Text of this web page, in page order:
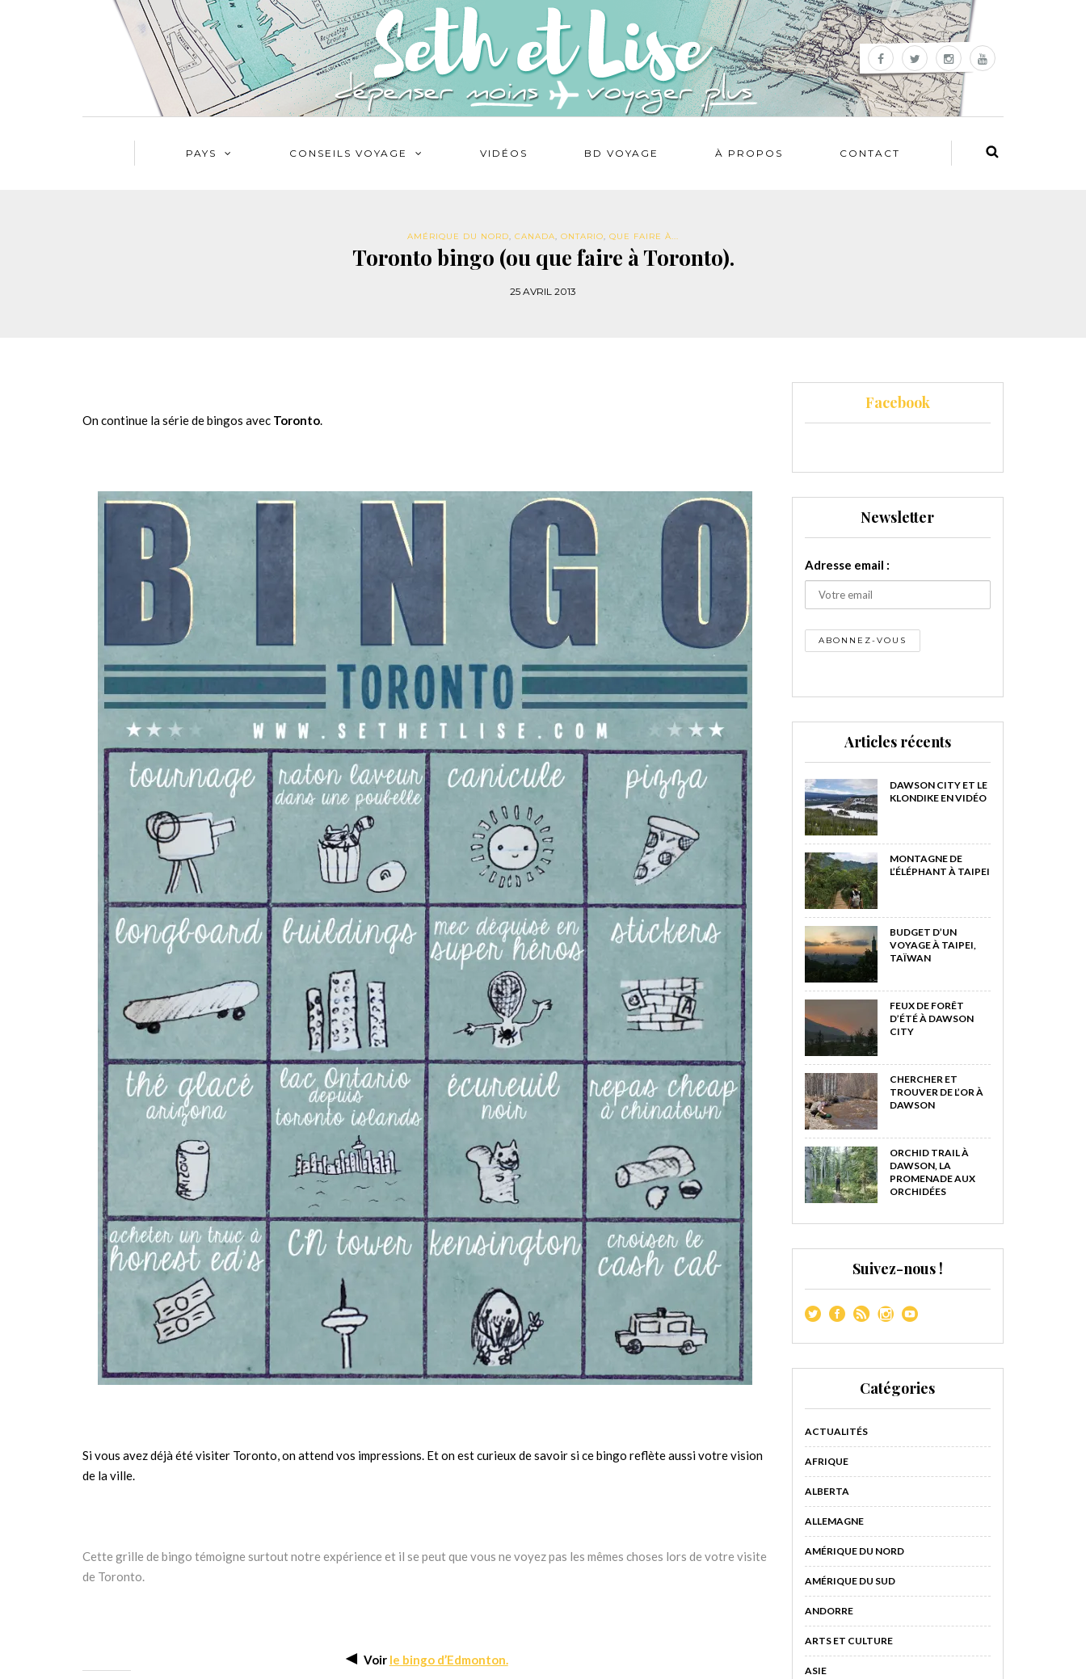
PAYS CONSEILS VOYAGE VIDÉOS BD VOYAGE À PROPOS CONTACT
AMÉRIQUE DU NORD, CANADA, ONTARIO, QUE FAIRE À...
Toronto bingo (ou que faire à Toronto).
25 AVRIL 2013
On continue la série de bingos avec Toronto.
Si vous avez déjà été visiter Toronto, on attend vos impressions. Et on est curieux de savoir si ce bingo reflète aussi votre vision
de la ville.
Cette grille de bingo témoigne surtout notre expérience et il se peut que vous ne voyez pas les mêmes choses lors de votre visite
de Toronto.
◄ Voir le bingo d’Edmonton.
Facebook
Newsletter
Adresse email :
Articles récents
DAWSON CITY ET LE
KLONDIKE EN VIDÉO
MONTAGNE DE
L’ÉLÉPHANT À TAIPEI
BUDGET D’UN
VOYAGE À TAIPEI,
TAÏWAN
FEUX DE FORÊT
D’ÉTÉ À DAWSON
CITY
CHERCHER ET
TROUVER DE L’OR À
DAWSON
ORCHID TRAIL À
DAWSON, LA
PROMENADE AUX
ORCHIDÉES
Suivez-nous !
Catégories
ACTUALITÉS
AFRIQUE
ALBERTA
ALLEMAGNE
AMÉRIQUE DU NORD
AMÉRIQUE DU SUD
ANDORRE
ARTS ET CULTURE
ASIE